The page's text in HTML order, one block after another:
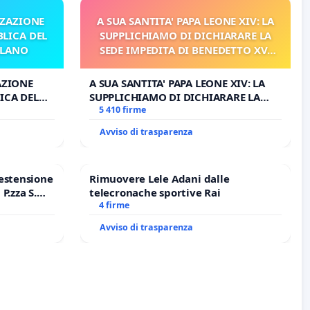
DEL
DEL
A SUA SANTITA' PAPA LEONE XIV: LA
SUPPLICHIAMO DI DICHIARARE LA
SEDE IMPEDITA DI BENEDETTO XVI
PROCESSO
A SUA SANTITA' PAPA LEONE XIV: LA
SUPPLICHIAMO DI DICHIARARE LA
SEDE IMPEDITA DI BENEDETTO XVI E/O
5 410 firme
Avviso di trasparenza
S.
Rimuovere Lele Adani dalle
telecronache sportive Rai
4 firme
Avviso di trasparenza